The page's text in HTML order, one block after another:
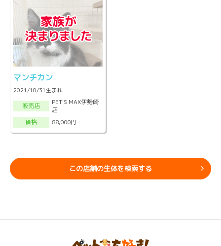
マンチカン
2021/10/31生まれ
販売店
PET'S MAX伊勢崎
店
価格
88,000円
この店舗の生体を検索する